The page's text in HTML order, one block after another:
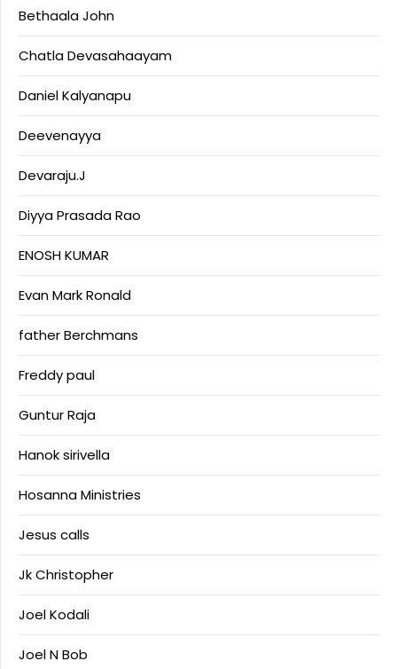
Bethaala John
Chatla Devasahaayam
Daniel Kalyanapu
Deevenayya
Devaraju.J
Diyya Prasada Rao
ENOSH KUMAR
Evan Mark Ronald
father Berchmans
Freddy paul
Guntur Raja
Hanok sirivella
Hosanna Ministries
Jesus calls
Jk Christopher
Joel Kodali
Joel N Bob